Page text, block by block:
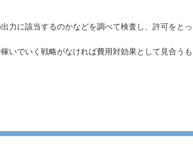
力に該当するのかなどを調べて検査し、許可をとっ
いでいく戦略がなければ費用対効果として見合うも